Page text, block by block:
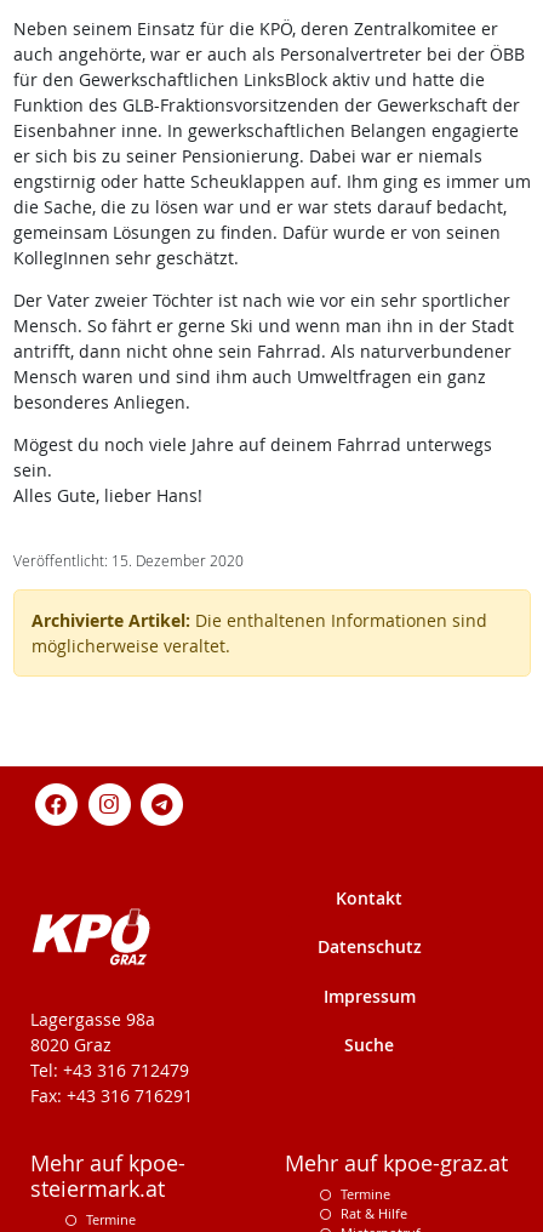
Neben seinem Einsatz für die KPÖ, deren Zentralkomitee er
auch angehörte, war er auch als Personalvertreter bei der ÖBB
für den Gewerkschaftlichen LinksBlock aktiv und hatte die
Funktion des GLB-Fraktionsvorsitzenden der Gewerkschaft der
Eisenbahner inne. In gewerkschaftlichen Belangen engagierte
er sich bis zu seiner Pensionierung. Dabei war er niemals
engstirnig oder hatte Scheuklappen auf. Ihm ging es immer um
die Sache, die zu lösen war und er war stets darauf bedacht,
gemeinsam Lösungen zu finden. Dafür wurde er von seinen
KollegInnen sehr geschätzt.
Der Vater zweier Töchter ist nach wie vor ein sehr sportlicher
Mensch. So fährt er gerne Ski und wenn man ihn in der Stadt
antrifft, dann nicht ohne sein Fahrrad. Als naturverbundener
Mensch waren und sind ihm auch Umweltfragen ein ganz
besonderes Anliegen.
Mögest du noch viele Jahre auf deinem Fahrrad unterwegs
sein.
Alles Gute, lieber Hans!
Veröffentlicht: 15. Dezember 2020
Archivierte Artikel: Die enthaltenen Informationen sind
möglicherweise veraltet.
KPÖ-Steiermark
Lagergasse 98a
8020 Graz
Tel: +43 316 712479
Fax: +43 316 716291
Kontakt
Datenschutz
Impressum
Suche
Mehr auf kpoe-
steiermark.at
Termine
Mehr auf kpoe-graz.at
Termine
Rat & Hilfe